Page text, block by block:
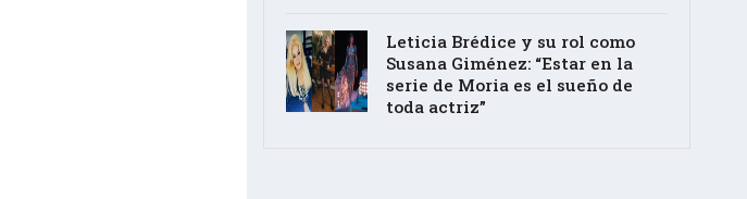
Leticia Brédice y su rol como
Susana Giménez: “Estar en la
serie de Moria es el sueño de
toda actriz”